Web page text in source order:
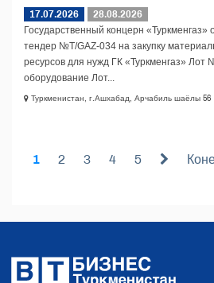
17.07.2026
28.08.2026
Государственный концерн
тендер №T/GAZ-034 на закупку
ресурсов для нужд ГК «Туркменгаз»
оборудование Лот...
Туркменистан, г.Ашхабад, Арчабиль шаёлы 56
1 2 3 4 5